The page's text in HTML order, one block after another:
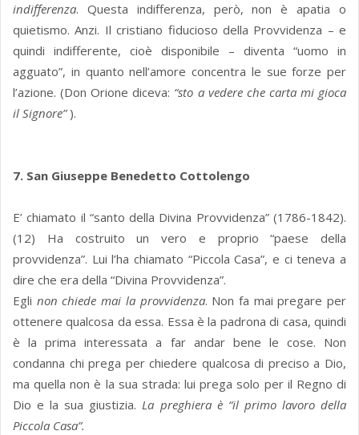
indifferenza. Questa indifferenza, però, non è apatia o
quietismo. Anzi. Il cristiano fiducioso della Provvidenza – e
quindi indifferente, cioè disponibile – diventa “uomo in
agguato”, in quanto nell’amore concentra le sue forze per
l’azione. (Don Orione diceva: “sto a vedere che carta mi gioca
il Signore”).
7. San Giuseppe Benedetto Cottolengo
E’ chiamato il “santo della Divina Provvidenza” (1786-1842).
(12) Ha costruito un vero e proprio “paese della
provvidenza”. Lui l’ha chiamato “Piccola Casa”, e ci teneva a
dire che era della “Divina Provvidenza”.
Egli non chiede mai la provvidenza. Non fa mai pregare per
ottenere qualcosa da essa. Essa è la padrona di casa, quindi
è la prima interessata a far andar bene le cose. Non
condanna chi prega per chiedere qualcosa di preciso a Dio,
ma quella non è la sua strada: lui prega solo per il Regno di
Dio e la sua giustizia.La preghiera è “il primo lavoro della
Piccola Casa”.